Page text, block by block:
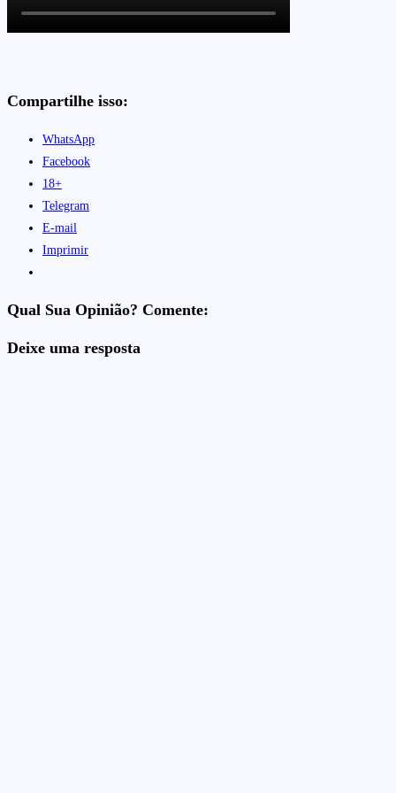
Compartilhe isso:
WhatsApp
Facebook
18+
Telegram
E-mail
Imprimir
Qual Sua Opinião? Comente:
Deixe uma resposta